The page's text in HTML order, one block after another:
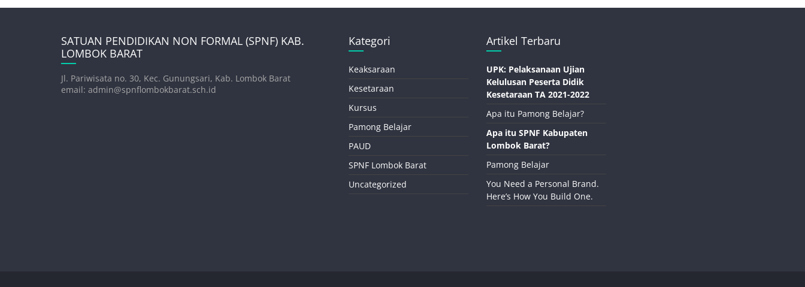
SATUAN PENDIDIKAN NON FORMAL (SPNF) KAB.
LOMBOK BARAT
Jl. Pariwisata no. 30, Kec. Gunungsari, Kab. Lombok Barat
email: admin@spnflombokbarat.sch.id
Kategori
Keaksaraan
Kesetaraan
Kursus
Pamong Belajar
PAUD
SPNF Lombok Barat
Uncategorized
Artikel Terbaru
UPK: Pelaksanaan Ujian
Kelulusan Peserta Didik
Kesetaraan TA 2021-2022
Apa itu Pamong Belajar?
Apa itu SPNF Kabupaten
Lombok Barat?
Pamong Belajar
You Need a Personal Brand.
Here’s How You Build One.